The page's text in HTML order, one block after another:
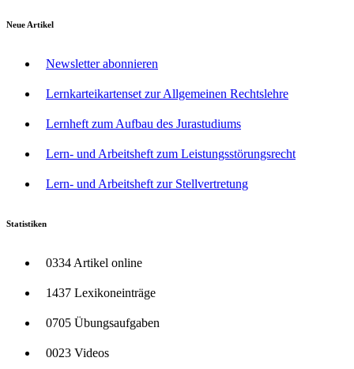
Neue Artikel
Newsletter abonnieren
Lernkarteikartenset zur Allgemeinen Rechtslehre
Lernheft zum Aufbau des Jurastudiums
Lern- und Arbeitsheft zum Leistungsstörungsrecht
Lern- und Arbeitsheft zur Stellvertretung
Statistiken
0334 Artikel online
1437 Lexikoneinträge
0705 Übungsaufgaben
0023 Videos